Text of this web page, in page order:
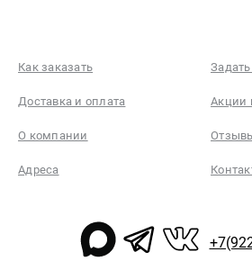
Как заказать
Доставка и оплата Акции
О компании
Адреса